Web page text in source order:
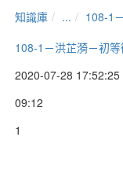
知識庫 ...
108-1
108-1－洪芷漪－初
2020-07-28 17:52:25
09:12
1